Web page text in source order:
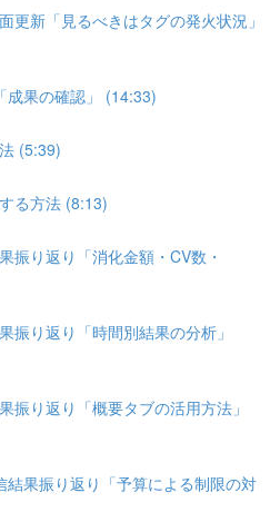
更新「見るべきはタグの発火状況」
成果の確認」 (14:33)
(5:39)
る方法 (8:13)
振り返り「消化金額・CV数・
振り返り「時間別結果の分析」
振り返り「概要タブの活用方法」
結果振り返り「予算による制限の対